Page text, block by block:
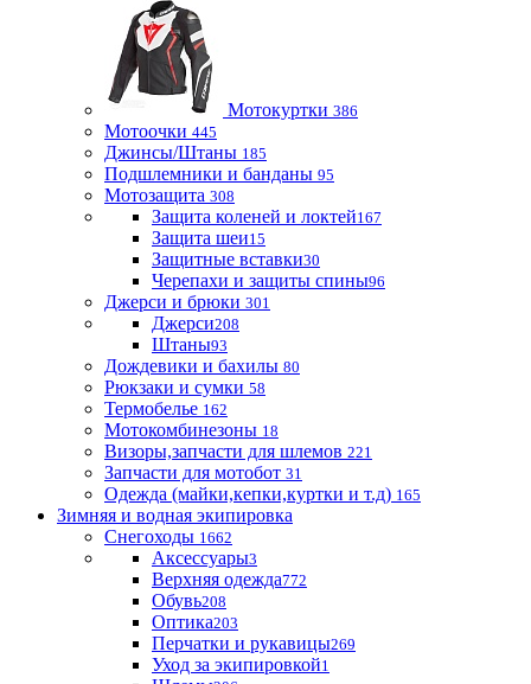
Мотокуртки 386
Мотоочки 445
Джинсы/Штаны 185
Подшлемники и банданы 95
Мотозащита 308
Защита коленей и локтей167
Защита шеи15
Защитные вставки30
Черепахи и защиты спины96
Джерси и брюки 301
Джерси208
Штаны93
Дождевики и бахилы 80
Рюкзаки и сумки 58
Термобелье 162
Мотокомбинезоны 18
Визоры,запчасти для шлемов 221
Запчасти для мотобот 31
Одежда (майки,кепки,куртки и т.д) 165
Зимняя и водная экипировка
Снегоходы 1662
Аксессуары3
Верхняя одежда772
Обувь208
Оптика203
Перчатки и рукавицы269
Уход за экипировкой1